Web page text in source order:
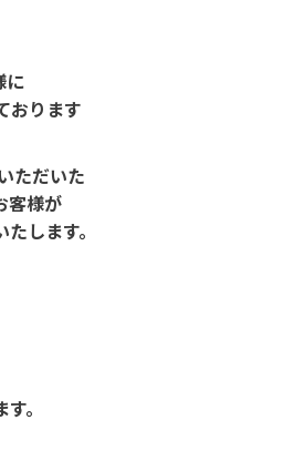
に
おります
ただいた
客様が
します。
。